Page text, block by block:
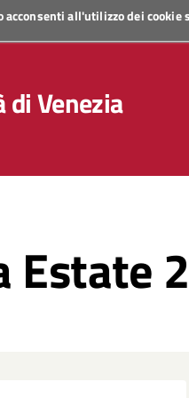
acconsenti all'utilizzo dei
di Venezia
Estate